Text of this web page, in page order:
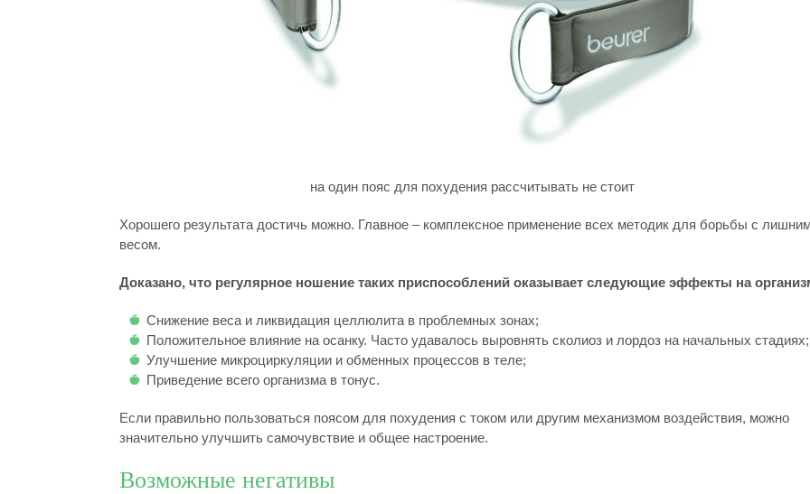
на один пояс для похудения рассчитывать не стоит
Хорошего результата достичь можно. Главное – комплексное применение всех методик для борьбы с
весом.
Доказано, что регулярное ношение таких приспособлений оказывает следующие эффекты на
Снижение веса и ликвидация целлюлита в проблемных зонах;
Положительное влияние на осанку. Часто удавалось выровнять сколиоз и лордоз на начальных стадиях;
Улучшение микроциркуляции и обменных процессов в теле;
Приведение всего организма в тонус.
Если правильно пользоваться поясом для похудения с током или другим механизмом воздействия, можно
значительно улучшить самочувствие и общее настроение.
Возможные негативы